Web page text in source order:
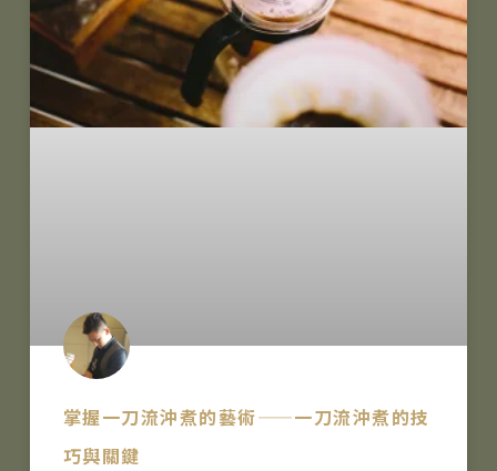
掌握一刀流沖煮的藝術——一刀流沖煮的技
巧與關鍵